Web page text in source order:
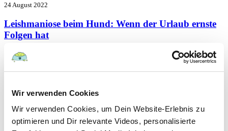
Wir verwenden Cookies
Wir verwenden Cookies, um Dein Website-Erlebnis zu
optimieren und Dir relevante Videos, personalisierte
24 August 2022
Leishmaniose beim Hund: Wenn der Urlaub ernste
Folgen hat
Hunde
22 August 2022
Hundefutter und Wasser im Urlaub: Worauf sollte
besonders geachtet werden?